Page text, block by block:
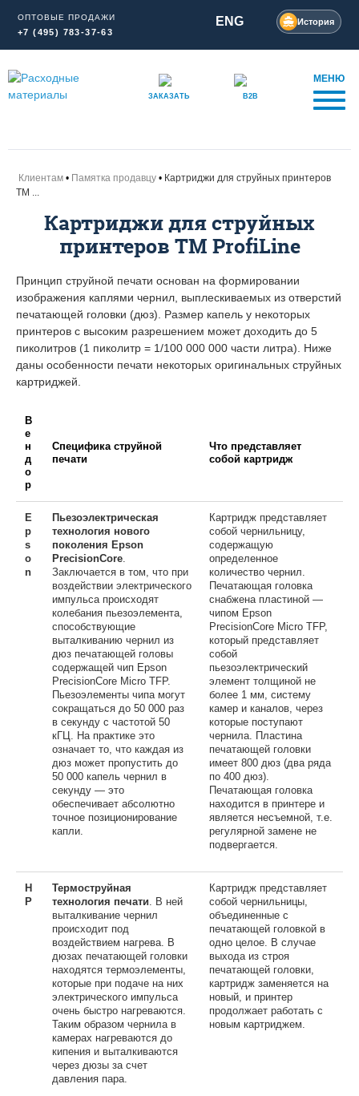
ОПТОВЫЕ ПРОДАЖИ
+7 (495) 783-37-63
ENG История
ЗАКАЗАТЬ B2B
МЕНЮ
Клиентам Памятка продавцу
Картриджи для струйных принтеров
TM ...
Картриджи для струйных
принтеров TM ProfiLine
Принцип струйной печати основан на формировании
изображения каплями чернил, выплескиваемых из отверстий
печатающей головки (дюз). Размер капель у некоторых
принтеров с высоким разрешением может доходить до 5
пиколитров (1 пиколитр = 1/100 000 000 части литра). Ниже
даны особенности печати некоторых оригинальных струйных
картриджей.
В
е
н
д
о
р
Специфика струйной
печати
Что представляет
собой картридж
E
p
s
o
n
Пьезоэлектрическая
технология нового
поколения Epson
PrecisionCore
Заключается в том, что при
воздействии электрического
импульса происходят
колебания пьезоэлемента,
способствующие
выталкиванию чернил из
дюз печатающей головы
содержащей чип Epson
PrecisionCore Micro TFP.
Пьезоэлементы чипа могут
сокращаться до 50 000 раз
в секунду с частотой 50
кГЦ. На практике это
означает то, что каждая из
дюз может пропустить до
50 000 капель чернил в
секунду — это
обеспечивает абсолютно
точное позиционирование
капли.
Картридж представляет
собой чернильницу,
содержащую
определенное
количество чернил.
Печатающая головка
снабжена пластиной —
чипом Epson
PrecisionCore Micro TFP,
который представляет
собой
пьезоэлектрический
элемент толщиной не
более 1 мм, систему
камер и каналов, через
которые поступают
чернила. Пластина
печатающей головки
имеет 800 дюз (два ряда
по 400 дюз).
Печатающая головка
находится в принтере и
является несъемной, т.е.
регулярной замене не
подвергается.
H
P
Термоструйная
технология печати . В ней
выталкивание чернил
происходит под
воздействием нагрева. В
дюзах печатающей головки
находятся термоэлементы,
которые при подаче на них
электрического импульса
очень быстро нагреваются.
Таким образом чернила в
камерах нагреваются до
кипения и выталкиваются
через дюзы за счет
давления пара.
Картридж представляет
собой чернильницы,
объединенные с
печатающей головкой в
одно целое. В случае
выхода из строя
печатающей головки,
картридж заменяется на
новый, и принтер
продолжает работать с
новым картриджем.